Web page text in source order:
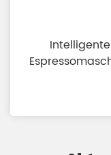
Intelligente